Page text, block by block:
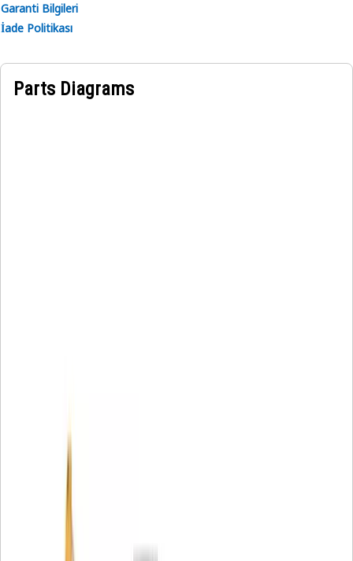
Garanti Bilgileri
İade Politikası
Parts Diagrams